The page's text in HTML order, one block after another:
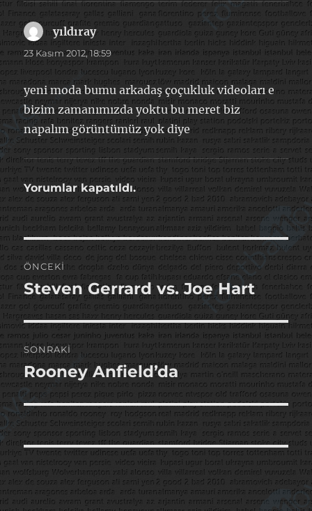
yıldıraydedi
ki:
23 Kasım 2012, 18:59
yeni moda bumu arkadaş çoçukluk videoları e
bizim zamanımızda yoktu bu meret biz
napalım görüntümüz yok diye
Yorumlar kapatıldı.
Yazı
gezinmesi
ÖNCEKI
Önceki
yazı:
Steven Gerrard vs. Joe Hart
SONRAKI
Sonraki
yazı:
Rooney Anfield’da